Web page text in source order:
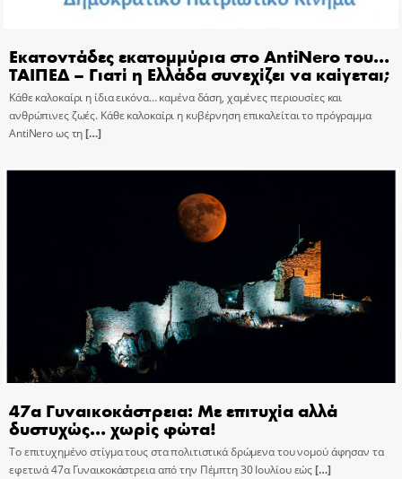
Εκατοντάδες εκατομμύρια στο AntiNero του…
ΤΑΙΠΕΔ – Γιατί η Ελλάδα συνεχίζει να καίγεται;
Κάθε καλοκαίρι η ίδια εικόνα… καμένα δάση, χαμένες περιουσίες και
ανθρώπινες ζωές. Κάθε καλοκαίρι η κυβέρνηση επικαλείται το πρόγραμμα
AntiNero ως τη[…]
47α Γυναικοκάστρεια: Με επιτυχία αλλά
δυστυχώς… χωρίς φώτα!
Το επιτυχημένο στίγμα τους στα πολιτιστικά δρώμενα του νομού άφησαν τα
εφετινά 47α Γυναικοκάστρεια από την Πέμπτη 30 Ιουλίου εώς[…]